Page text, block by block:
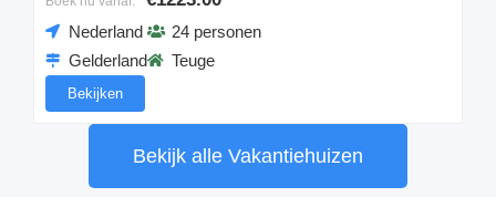
Nederland
Gelderland
24 personen
Teuge
Bekijken
Bekijk alle Vakantiehuizen